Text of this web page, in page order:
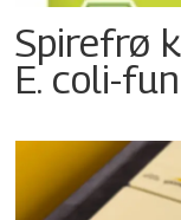
Spirefrø
E. coli-